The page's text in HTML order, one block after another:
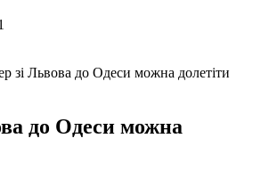
зі Львова до Одеси можна долетіти
до Одеси можна